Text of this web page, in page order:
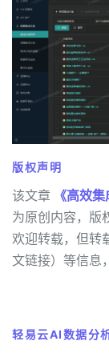
版权声明
该文章 《高效
为原创内容，版
欢迎转载，但转
文链接）等信息
轻易云AI数据分